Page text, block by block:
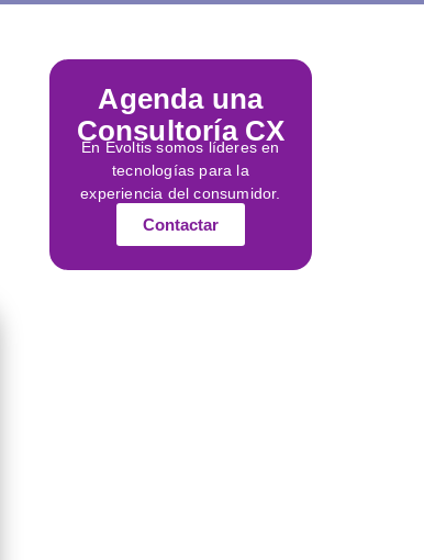
Agenda una
Consultoría CX
En Evoltis somos líderes en
tecnologías para la
experiencia del consumidor.
Contactar